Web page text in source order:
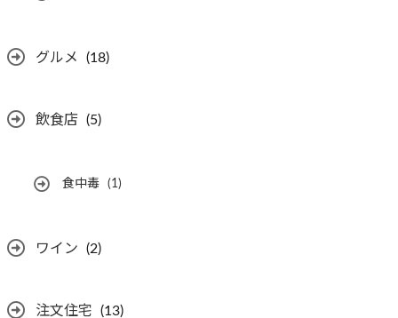
グルメ (18)
飲食店 (5)
食中毒 (1)
ワイン (2)
注文住宅 (13)